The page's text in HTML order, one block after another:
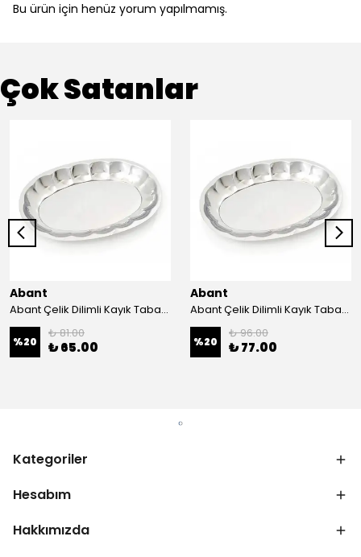
Bu ürün için henüz yorum yapılmamış.
Çok Satanlar
Abant
Abant Çelik Dilimli Kayık Tabak No:1 ; 14x21 cm.
%20
₺ 81.00
₺ 65.00
Abant
Abant Çelik Dilimli Kayık Tabak No:2 ; 16,5x24,5 cm.
%20
₺ 96.00
₺ 77.00
Kategoriler
Hesabım
Hakkımızda